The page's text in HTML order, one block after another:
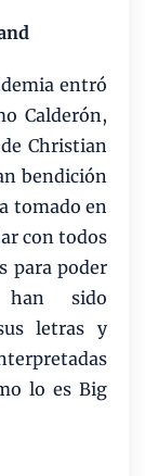
entró
Calderón,
Christian
bendición
tomado en
con todos
para poder
han sido
letras y
lo es Big